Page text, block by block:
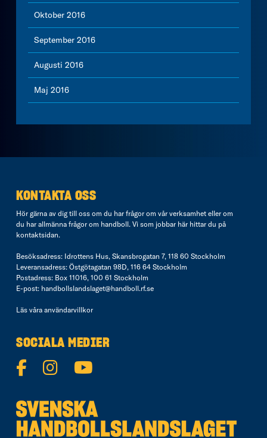
Oktober 2016
September 2016
Augusti 2016
Maj 2016
KONTAKTA OSS
Hör gärna av dig till oss om du har frågor om vår verksamhet eller om
du har allmänna frågor om handboll. Vi som jobbar här hittar du på
kontaktsidan.
Besöksadress: Idrottens Hus, Skansbrogatan 7, 118 60 Stockholm
Leveransadress: Östgötagatan 98D, 116 64 Stockholm
Postadress: Box 11016, 100 61 Stockholm
E-post: handbollslandslaget@handboll.rf.se
Läs våra användarvillkor
SOCIALA MEDIER